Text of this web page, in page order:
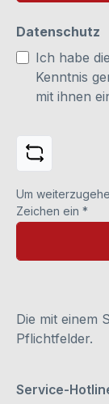
Datenschutz
Ich habe die
Kenntnis
mit ihnen
Um
Zeichen ein *
Die mit einem
Pflichtfelder.
Service-